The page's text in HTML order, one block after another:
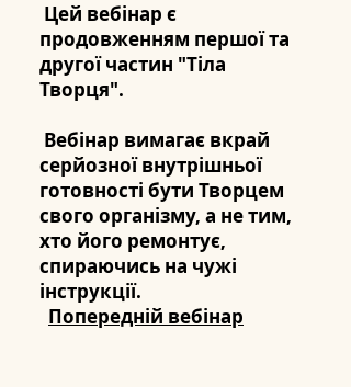
Цей вебінар є
продовженням першої та
другої частин "Тіла
Творця".
Вебінар вимагає вкрай
серйозної внутрішньої
готовності бути Творцем
свого організму, а не тим,
хто його ремонтує,
спираючись на чужі
інструкції.
Попередній вебінар